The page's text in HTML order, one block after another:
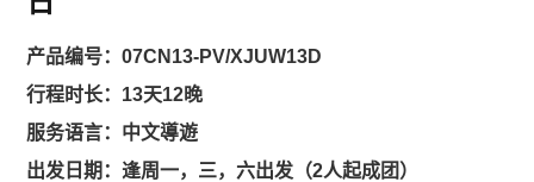
珀斯/西澳 WA
乌鲁鲁/达尔文 NT
产品编号：07CN13-PV/XJUW13D
行程时长：13天12晚
服务语言：中文導遊
出发日期 ：逢周一，三，六出发（2人起成团）